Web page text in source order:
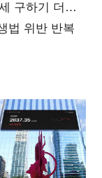
구하기 더
법 위반 반복